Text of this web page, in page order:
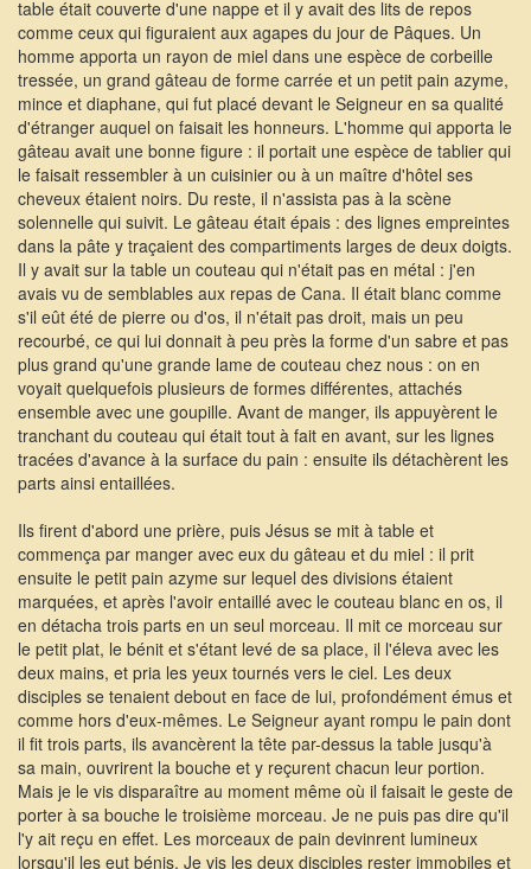
table était couverte d'une nappe et il y avait des lits de repos
comme ceux qui figuraient aux agapes du jour de Pâques. Un
homme apporta un rayon de miel dans une espèce de corbeille
tressée, un grand gâteau de forme carrée et un petit pain azyme,
mince et diaphane, qui fut placé devant le Seigneur en sa qualité
d'étranger auquel on faisait les honneurs. L'homme qui apporta le
gâteau avait une bonne figure : il portait une espèce de tablier qui
le faisait ressembler à un cuisinier ou à un maître d'hôtel ses
cheveux étaient noirs. Du reste, il n'assista pas à la scène
solennelle qui suivit. Le gâteau était épais : des lignes empreintes
dans la pâte y traçaient des compartiments larges de deux doigts.
Il y avait sur la table un couteau qui n'était pas en métal : j'en
avais vu de semblables aux repas de Cana. Il était blanc comme
s'il eût été de pierre ou d'os, il n'était pas droit, mais un peu
recourbé, ce qui lui donnait à peu près la forme d'un sabre et pas
plus grand qu'une grande lame de couteau chez nous : on en
voyait quelquefois plusieurs de formes différentes, attachés
ensemble avec une goupille. Avant de manger, ils appuyèrent le
tranchant du couteau qui était tout à fait en avant, sur les lignes
tracées d'avance à la surface du pain : ensuite ils détachèrent les
parts ainsi entaillées.
Ils firent d'abord une prière, puis Jésus se mit à table et
commença par manger avec eux du gâteau et du miel : il prit
ensuite le petit pain azyme sur lequel des divisions étaient
marquées, et après l'avoir entaillé avec le couteau blanc en os, il
en détacha trois parts en un seul morceau. Il mit ce morceau sur
le petit plat, le bénit et s'étant levé de sa place, il l'éleva avec les
deux mains, et pria les yeux tournés vers le ciel. Les deux
disciples se tenaient debout en face de lui, profondément émus et
comme hors d'eux-mêmes. Le Seigneur ayant rompu le pain dont
il fit trois parts, ils avancèrent la tête par-dessus la table jusqu'à
sa main, ouvrirent la bouche et y reçurent chacun leur portion.
Mais je le vis disparaître au moment même où il faisait le geste de
porter à sa bouche le troisième morceau. Je ne puis pas dire qu'il
l'y ait reçu en effet. Les morceaux de pain devinrent lumineux
lorsqu'il les eut bénis. Je vis les deux disciples rester immobiles et